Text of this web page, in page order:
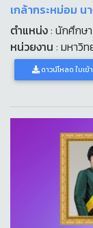
เกล้ากระหม่อม
ตำแหน่ง: นักศึกษา
หน่วยงาน : มหาวิ
ดาวน์โหลด ใบเข้